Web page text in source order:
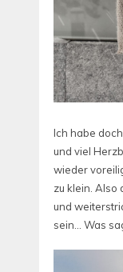
Ich habe
und viel
wieder
zu klein. Also
und
sein… Was